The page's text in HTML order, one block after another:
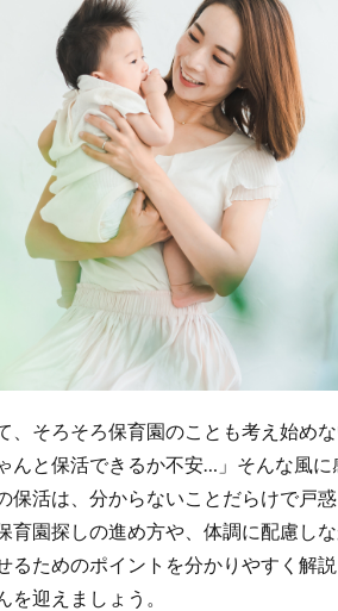
、そろそろ保育園のことも考え始め
んと保活できるか不安…」そんな風
活は、分からないことだらけで戸
育園探しの進め方や、体調に配慮し
るためのポイントを分かりやすく解
迎えましょう。